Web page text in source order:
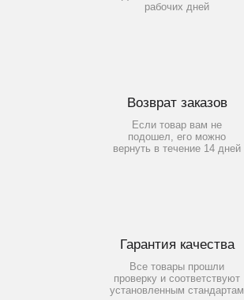
рабочих дней
Возврат заказов
Если товар вам не
подошел, его можно
вернуть в течение 14 дней
Гарантия качества
Все товары прошли
проверку и соответствуют
установленным стандартам